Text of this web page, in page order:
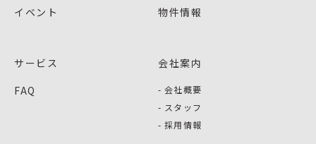
イベント 物件情報
サービス
FAQ
会社案内
会社概要
スタッフ
採用情報